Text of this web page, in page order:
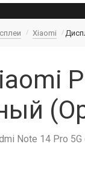
Xiaomi
Note 14 Pro